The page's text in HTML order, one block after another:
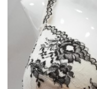
Hombre
Ortopedia
Outlet